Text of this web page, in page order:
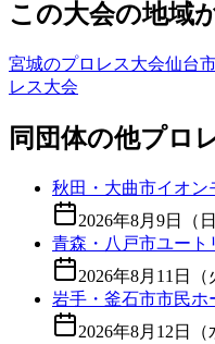
この大会の地域
宮城のプロレス大会仙台
レス大会
同団体の他プロ
秋田・大曲市イオン
2026年8月9日（日
青森・八戸市ユート
2026年8月11日（
岩手・釜石市市民ホ
2026年8月12日（